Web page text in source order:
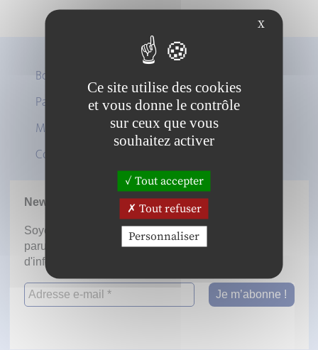
Boutique
Panier
Mon compte
Contact
Twitter
LinkedIn
Newsletter
Soyez informé dès la mise en ligne des prochaines
parutions en vous inscrivant à notre lettre
d'information.
X
Ce site utilise des cookies
et vous donne le contrôle
sur ceux que vous
souhaitez activer
Tout accepter
Tout refuser
Personnaliser